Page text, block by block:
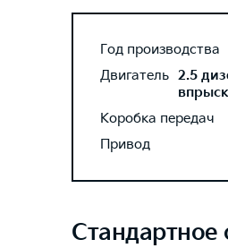
Год производства
Двигатель 2.5
Коробка передач
Привод
Стандартное